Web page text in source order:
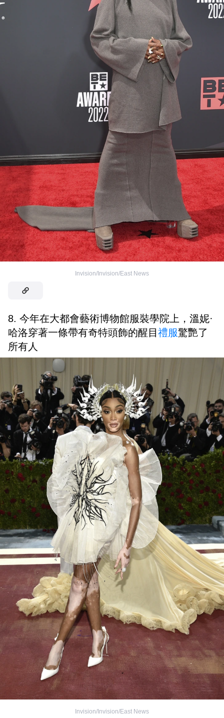
Invision/Invision/East News
8. 今年在大都會藝術博物館服裝學院上，溫妮·
哈洛穿著一條帶有奇特頭飾的醒目 禮服驚艷了
所有人
Invision/Invision/East News